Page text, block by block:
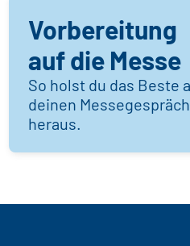
Vorbereitung
auf die Messe
So holst du das Beste
deinen
heraus.